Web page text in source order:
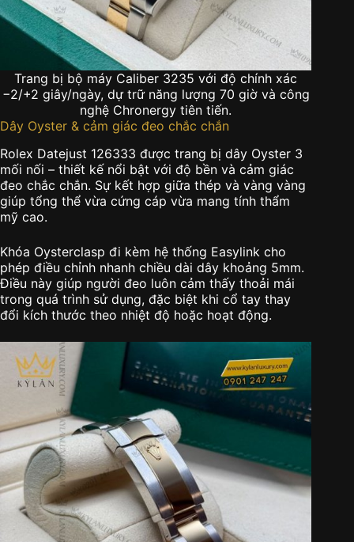
Trang bị bộ máy Caliber 3235 với độ chính xác
−2/+2 giây/ngày, dự trữ năng lượng 70 giờ và công
nghệ Chronergy tiên tiến.
Dây Oyster & cảm giác đeo chắc chắn
Rolex Datejust 126333 được trang bị dây Oyster 3
mối nối – thiết kế nổi bật với độ bền và cảm giác
đeo chắc chắn. Sự kết hợp giữa thép và vàng vàng
giúp tổng thể vừa cứng cáp vừa mang tính thẩm
mỹ cao.
Khóa Oysterclasp đi kèm hệ thống Easylink cho
phép điều chỉnh nhanh chiều dài dây khoảng 5mm.
Điều này giúp người đeo luôn cảm thấy thoải mái
trong quá trình sử dụng, đặc biệt khi cổ tay thay
đổi kích thước theo nhiệt độ hoặc hoạt động.